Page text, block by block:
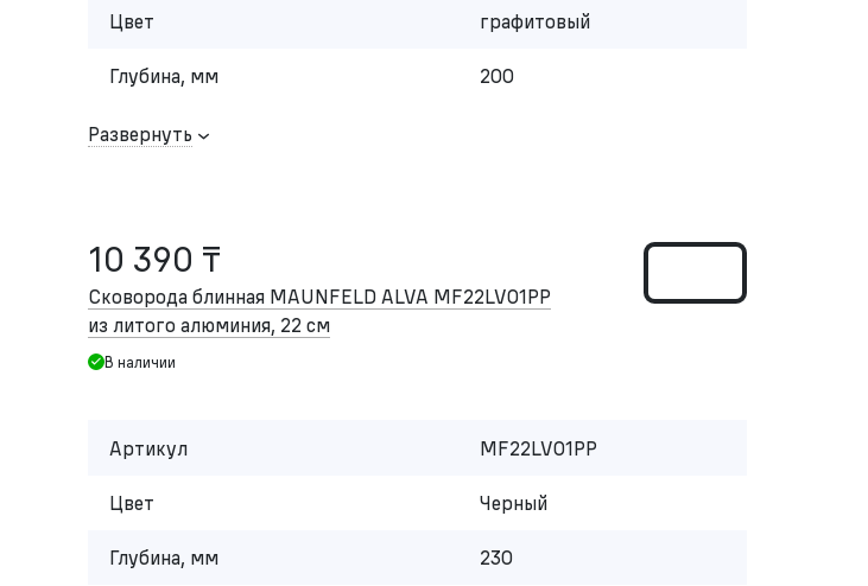
Цвет графитовый
Глубина, мм 200
Развернуть
10 390 ₸
Сковорода блинная MAUNFELD ALVA MF22LV01PP
из литого алюминия, 22 см
В наличии
Артикул MF22LV01PP
Цвет Черный
Глубина, мм 230